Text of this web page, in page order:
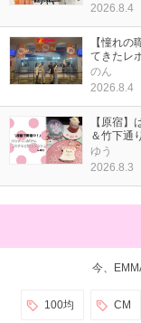
2026.8.4
【憧れ
てきたレ
のん
2026.8.4
【原宿
＆竹下通
ゆう
2026.8.3
今、
100均 CM